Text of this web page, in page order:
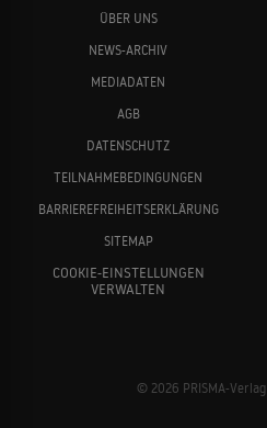
ÜBER UNS
NEWS-ARCHIV
MEDIADATEN
AGB
DATENSCHUTZ
TEILNAHMEBEDINGUNGEN
BARRIEREFREIHEITSERKLÄRUNG
SITEMAP
COOKIE-EINSTELLUNGEN
VERWALTEN
© 2026 PRISMA-Verlag